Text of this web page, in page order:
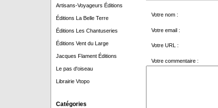
Artisans-Voyageurs Éditions
Éditions La Belle Terre
Éditions Les Chantuseries
Éditions Vent du Large
Jacques Flament Éditions
Le pas d'oiseau
Librairie Vtopo
Catégories
Votre nom :
Votre email :
Votre URL :
Votre commentaire :